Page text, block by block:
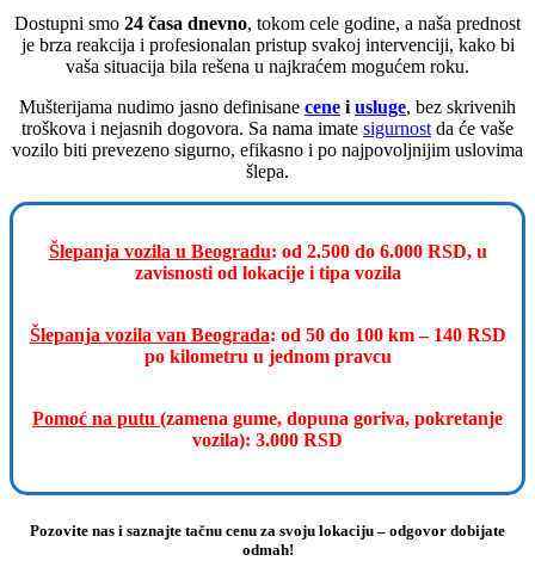
Dostupni smo 24 časa dnevno, tokom cele godine, a naša prednost
je brza reakcija i profesionalan pristup svakoj intervenciji, kako bi
vaša situacija bila rešena u najkraćem mogućem roku.
Mušterijama nudimo jasno definisane cene i usluge, bez skrivenih
troškova i nejasnih dogovora. Sa nama imate sigurnost da će vaše
vozilo biti prevezeno sigurno, efikasno i po najpovoljnijim uslovima
šlepa.
Šlepanja vozila u Beogradu: od 2.500 do 6.000 RSD, u
zavisnosti od lokacije i tipa vozila
Šlepanja vozila van Beograda: od 50 do 100 km – 140 RSD
po kilometru u jednom pravcu
Pomoć na putu (zamena gume, dopuna goriva, pokretanje
vozila): 3.000 RSD
Pozovite nas i saznajte tačnu cenu za svoju lokaciju – odgovor dobijate
odmah!